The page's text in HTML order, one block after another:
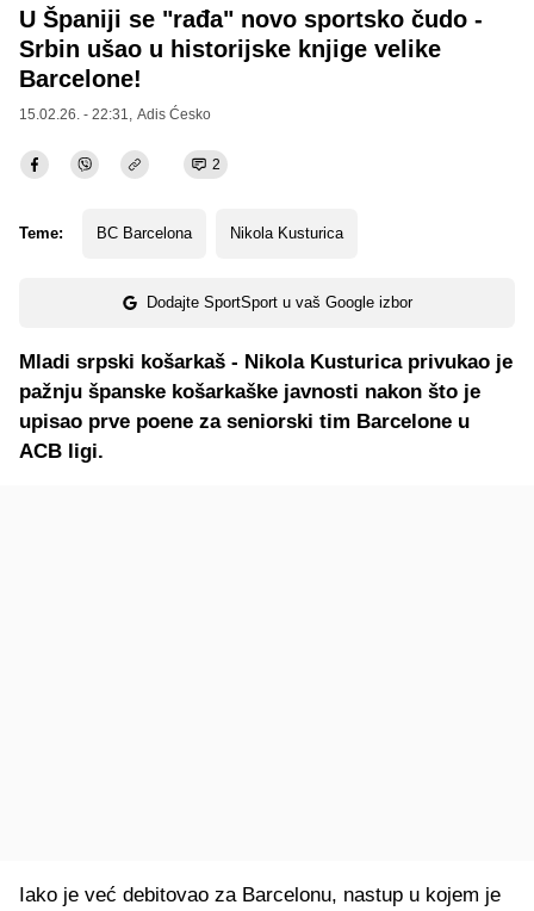
U Španiji se "rađa" novo sportsko čudo -
Srbin ušao u historijske knjige velike
Barcelone!
15.02.26. - 22:31, Adis Ćesko
2
Teme: BC Barcelona Nikola Kusturica
Dodajte SportSport u vaš Google izbor
Mladi srpski košarkaš - Nikola Kusturica privukao je
pažnju španske košarkaške javnosti nakon što je
upisao prve poene za seniorski tim Barcelone u
ACB ligi.
Iako je već debitovao za Barcelonu, nastup u kojem je